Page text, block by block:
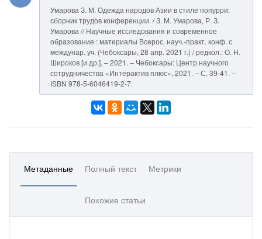
Умарова З. М. Одежда народов Азии в стиле попурри:
сборник трудов конференции. / З. М. Умарова, Р. З.
Умарова // Научные исследования и современное
образование : материалы Всерос. науч.-практ. конф. с
междунар. уч. (Чебоксары, 28 апр. 2021 г.) / редкол.: О. Н.
Широков [и др.]. – 2021. – Чебоксары: Центр научного
сотрудничества «Интерактив плюс», 2021. – С. 39-41. –
ISBN 978-5-6046419-2-7.
Метаданные Полный текст Метрики
Похожие статьи